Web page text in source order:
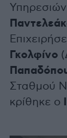
Υπηρεσιών
Γκολφίνο
Σταθμού
κρίθηκε ο